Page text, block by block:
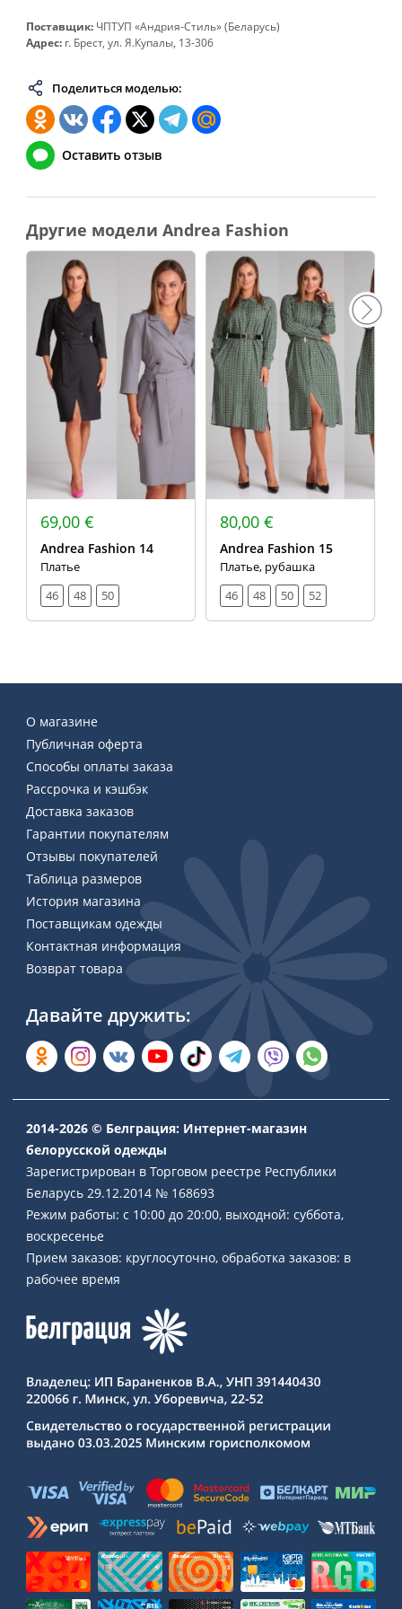
Поставщик: ЧПТУП «Андрия-Стиль» (Беларусь)
Адрес: г. Брест, ул. Я.Купалы, 13-306
Поделиться моделью:
Оставить отзыв
Другие модели Andrea Fashion
69,00 €
Andrea Fashion 14
Платье
46
48 50
80,00 €
Andrea Fashion 15
Платье, рубашка
46
48 50 52
О магазине
Публичная оферта
Способы оплаты заказа
Рассрочка и кэшбэк
Доставка заказов
Гарантии покупателям
Отзывы покупателей
Таблица размеров
История магазина
Поставщикам одежды
Контактная информация
Возврат товара
Давайте дружить:
2014-2026 © Белграция: Интернет-магазин
белорусской одежды
Зарегистрирован в Торговом реестре Республики
Беларусь 29.12.2014 № 168693
Режим работы: с 10:00 до 20:00, выходной: суббота,
воскресенье
Прием заказов: круглосуточно, обработка заказов: в
рабочее время